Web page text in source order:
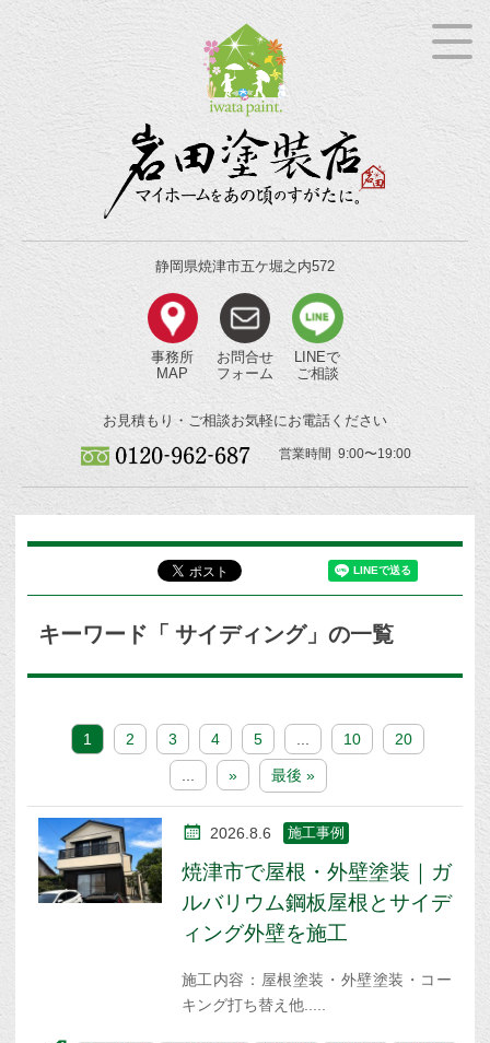
静岡県焼津市五ケ堀之内572
事務所
MAP
お問合せ
フォーム
LINEで
ご相談
お見積もり・ご相談お気軽にお電話ください
営業時間 9:00〜19:00
キーワード「 サイディング」の一覧
1 2 3 4 5 ... 10 20
... » 最後 »
2026.8.6 施工事例
焼津市で屋根・外壁塗装｜ガ
ルバリウム鋼板屋根とサイデ
ィング外壁を施工
施工内容：屋根塗装・外壁塗装・コー
キング打ち替え他